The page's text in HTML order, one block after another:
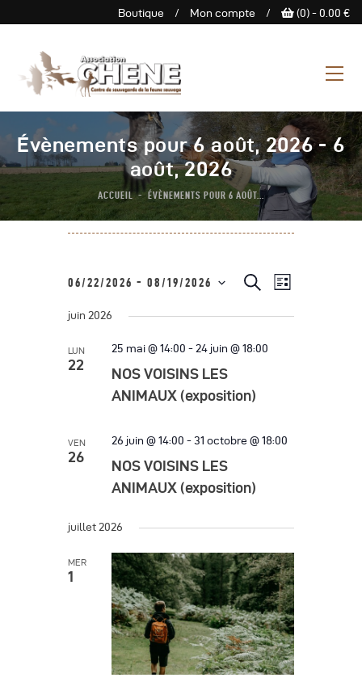
Boutique / Mon compte / (0) - 0.00 €
Évènements pour 6 août, 2026 - 6
août, 2026
ACCUEIL ÉVÈNEMENTS POUR 6 AOÛT...
ASSOCIATION CHENE
Centre de Sauvegarde de la
faune sauvage
L’Association
Centre De Sauvegarde
Espace Découverte
Nous Soutenir
R
e
c
e
c
h
t
n
a
v
i
R
h
r
N
i
e
v
u
e
s
é
v
L
s
06/22/2026 - 08/19/2026
é
e
o
n
z
n
juin 2026
LUN
22
25 mai @ 14:00 - 24 juin @ 18:00
NOS VOISINS LES
ANIMAUX (exposition)
VEN
26
26 juin @ 14:00 - 31 octobre @ 18:00
NOS VOISINS LES
ANIMAUX (exposition)
juillet 2026
MER
1